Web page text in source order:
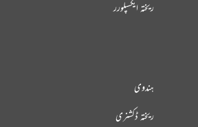
ریختہ ایکسپلورر
ہندوی
ریختہ ڈکشنری